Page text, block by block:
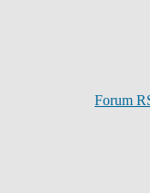
Forum